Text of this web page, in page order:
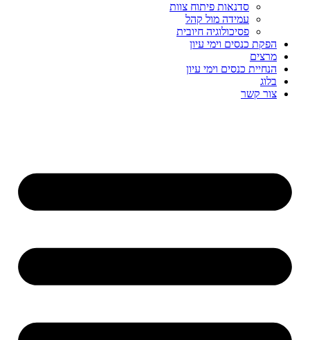
סדנאות פיתוח צוות
עמידה מול קהל
פסיכולוגיה חיובית
הפקת כנסים וימי עיון
מרצים
הנחיית כנסים וימי עיון
בלוג
צור קשר